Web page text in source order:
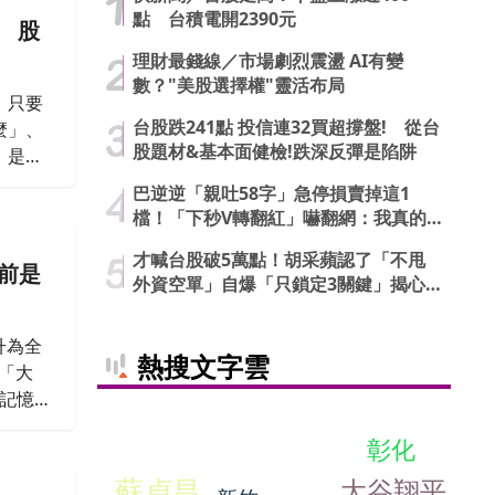
股
只要
、
她
是
為全
大
憶
點 台積電開2390元
理財最錢線／市場劇烈震盪 AI有變
數？"美股選擇權"靈活布局
台股跌241點 投信連32買超撐盤! 從台
股題材&基本面健檢!跌深反彈是陷阱
巴逆逆「親吐58字」急停損賣掉這1
檔！「下秒V轉翻紅」嚇翻網：我真的
才喊台股破5萬點！胡采蘋認了「不甩
外資空單」自爆「只鎖定3關鍵」揭心
熱搜文字雲
彰化